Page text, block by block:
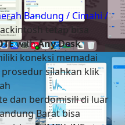
G7 Mobile
Bandung / Cimahi /
tetap bisa
withAny Desk
koneksi memadai
silahkan klik
dan berdomisili di luar
Barat bisa